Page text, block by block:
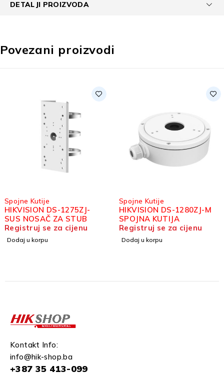
DETALJI PROIZVODA
Povezani proizvodi
Spojne Kutije
HIKVISION DS-1275ZJ-
SUS NOSAČ ZA STUB
Registruj se za cijenu
Dodaj u korpu
Spojne Kutije
HIKVISION DS-1280ZJ-M
SPOJNA KUTIJA
Registruj se za cijenu
Dodaj u korpu
Kontakt Info:
info@hik-shop.ba
+387 35 413-099